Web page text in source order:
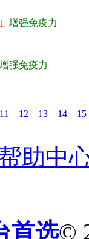
增强免疫力
增强免疫力
11 12 13 14 15
助中
首选©